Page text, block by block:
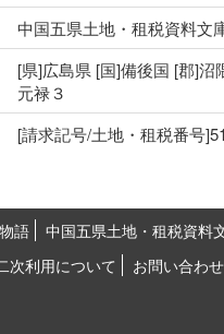
中国五県土地・租税資料文
[県]広島県 [国]備後国 [郡]
元禄３
[請求記号/土地・租税番号
語
中国五県土地・租税資料
次利用について
お問い合わせ